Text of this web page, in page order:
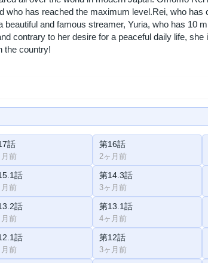
who has reached the maximum level.Rei, who
beautiful and famous streamer, Yuria, who has 10
contrary to her desire for a peaceful daily life,
the country!
話
前
第16話
2ヶ月前
話
前
第14.3話
3ヶ月前
話
前
第13.1話
4ヶ月前
話
前
第12話
3ヶ月前